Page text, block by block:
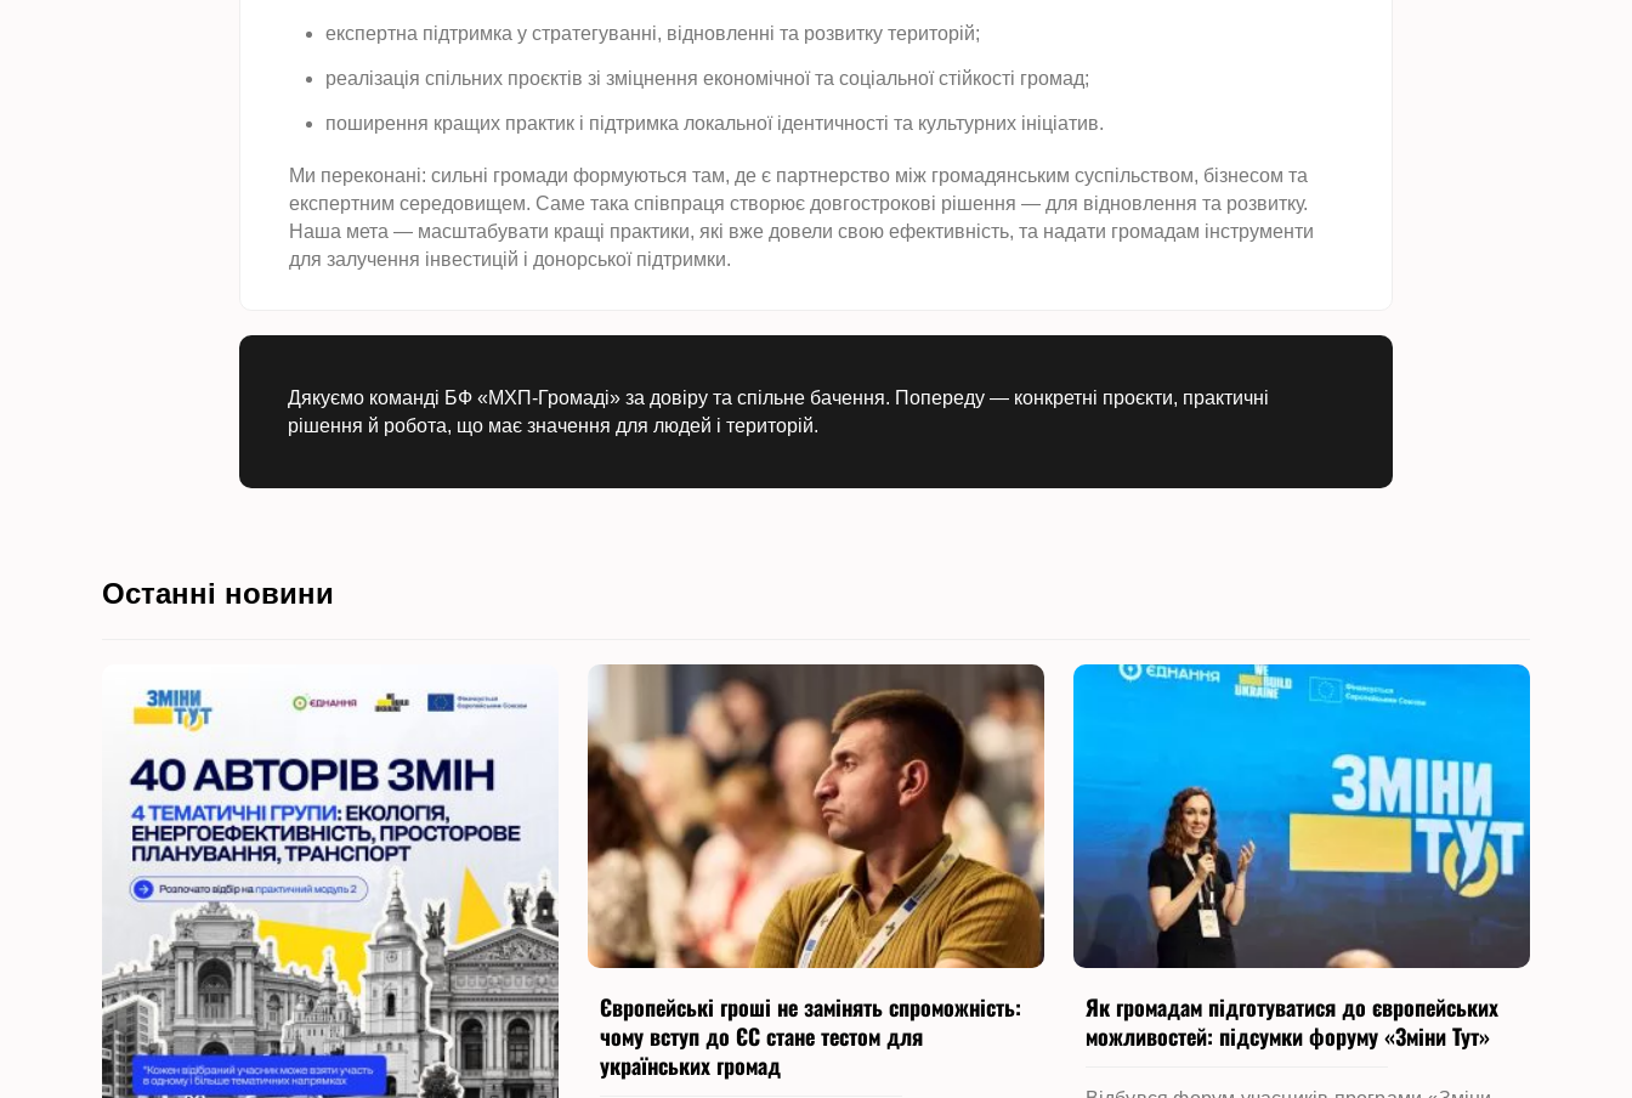
експертна підтримка у стратегуванні, відновленні та розвитку територій;
реалізація спільних проєктів зі зміцнення економічної та соціальної стійкості громад;
поширення кращих практик і підтримка локальної ідентичності та культурних ініціатив.
Ми переконані: сильні громади формуються там, де є партнерство між громадянським суспільством, бізнесом та
експертним середовищем. Саме така співпраця створює довгострокові рішення — для відновлення та розвитку.
Наша мета — масштабувати кращі практики, які вже довели свою ефективність, та надати громадам інструменти
для залучення інвестицій і донорської підтримки.
Дякуємо команді БФ «МХП-Громаді» за довіру та спільне бачення. Попереду — конкретні проєкти, практичні
рішення й робота, що має значення для людей і територій.
Останні новини
Європейські гроші не замінять спроможність:
чому вступ до ЄС стане тестом для
українських громад
Як громадам підготуватися до європейських
можливостей: підсумки форуму «Зміни Тут»